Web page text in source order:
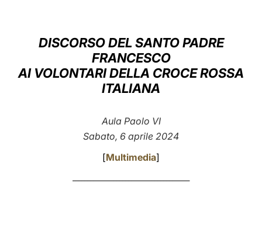
LATINE
DISCORSO DEL SANTO PADRE
FRANCESCO
AI VOLONTARI DELLA CROCE ROSSA
ITALIANA
Aula Paolo VI
Sabato, 6 aprile 2024
[Multimedia]